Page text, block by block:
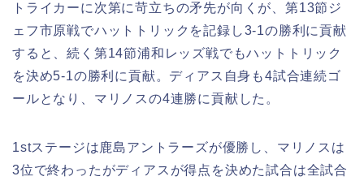
トライカーに次第に苛立ちの矛先が向くが、第13節ジ
ェフ市原戦でハットトリックを記録し3-1の勝利に貢献
すると、続く第14節浦和レッズ戦でもハットトリック
を決め5-1の勝利に貢献。ディアス自身も4試合連続ゴ
ールとなり、マリノスの4連勝に貢献した。
1stステージは鹿島アントラーズが優勝し、マリノスは
3位で終わったがディアスが得点を決めた試合は全試合